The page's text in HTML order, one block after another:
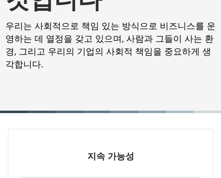
우리는 사회적으로 책임 있는 방식으로 비즈니스를 운
영하는 데 열정을 갖고 있으며, 사람과 그들이 사는 환
경, 그리고 우리의 기업의 사회적 책임을 중요하게 생
각합니다.
지속 가능성